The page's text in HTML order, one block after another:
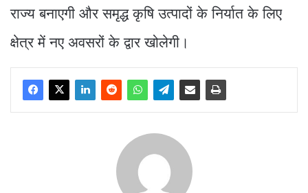
राज्य बनाएगी और समृद्ध कृषि उत्पादों के निर्यात के लिए
क्षेत्र में नए अवसरों के द्वार खोलेगी।